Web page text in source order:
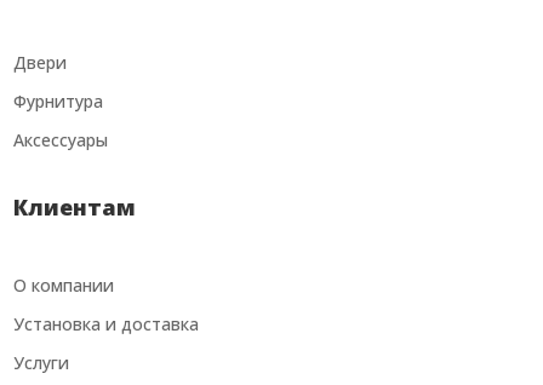
Двери
Фурнитура
Аксессуары
Клиентам
О компании
Установка и доставка
Услуги